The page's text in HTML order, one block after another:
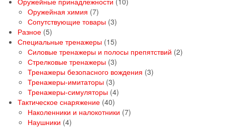
Оружейная химия 77
товаров
Сопутствующие товары 33
Разное 55
товаров
Специальные тренажеры 1515
товаров
Силовые тренажеры и полосы препятствий 22
Стрелковые тренажеры 33
товара
Тренажеры безопасного вождения 33
Тренажеры-имитаторы 33
товара
Тренажеры-симуляторы 44
Тактическое снаряжение 4040
товаров
Наколенники и налокотники 77
Наушники 44